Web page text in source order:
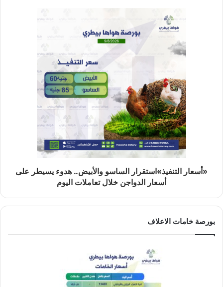
«أسعار التنفيذ»استقرار الساسو والأبيض.. هدوء يسيطر على
أسعار الدواجن خلال تعاملات اليوم
بورصة خامات الاعلاف